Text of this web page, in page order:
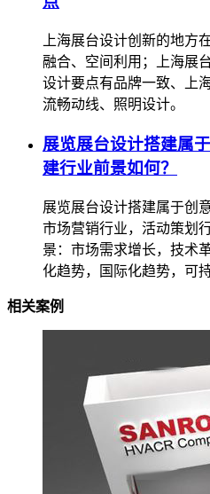
上海展台设计创新的地方
融合、空间利用；上海展
设计要点有品牌一致、上
流畅动线、照明设计。
展览展台设计搭建属
建行业前景如何？
展览展台设计搭建属于创
市场营销行业，活动策划
景：市场需求增长，技术
化趋势，国际化趋势，可
相关案例